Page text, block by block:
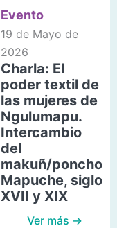
Evento
19 de Mayo de
2026
Charla: El
poder textil de
las mujeres de
Ngulumapu.
Intercambio
del
makuñ/poncho
Mapuche, siglo
XVII y XIX
Ver más →